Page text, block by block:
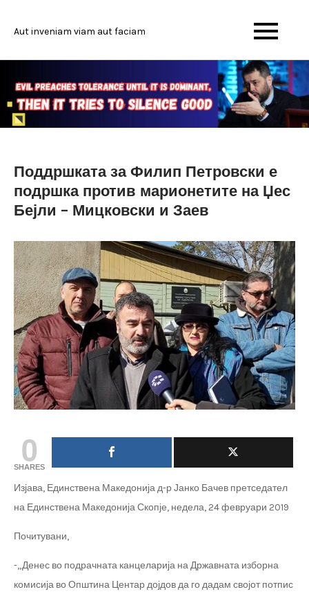
Aut inveniam viam aut faciam
Поддршката за Филип Петровски е
подршка против марионетите на Џес
Бејли – Мицковски и Заев
0
SHARES
Изјава, Единствена Македонија д-р Јанко Бачев претседател
на Единствена Македонија Скопје, недела, 24 февруари 2019
Почитувани,
-„Денес во подрачната канцеларија на Државната изборна
комисија во Општина Центар дојдов да го дадам својот потпис